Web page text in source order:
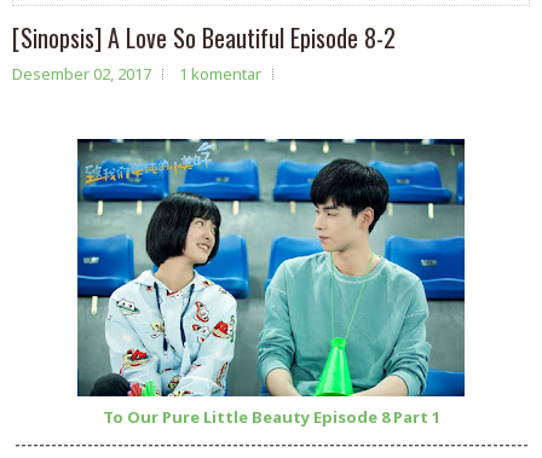
[Sinopsis] A Love So Beautiful Episode 8-2
Desember 02, 2017 1 komentar
To Our Pure Little Beauty Episode 8 Part 1
-------------------------------------------------------------------------------------